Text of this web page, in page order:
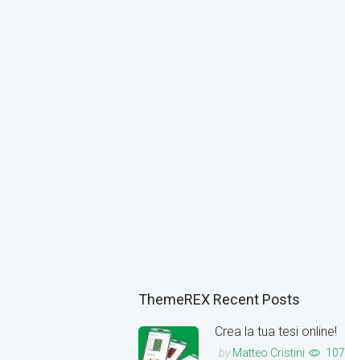
ThemeREX Recent Posts
Crea la tua tesi online!
byMatteo Cristini 107